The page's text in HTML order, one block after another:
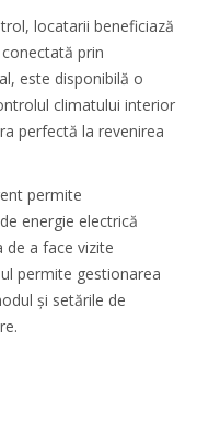
locatarii beneficiază
prin
este disponibilă o
climatului interior
perfectă la revenirea
permite
energie electrică
a face vizite
permite gestionarea
și setările de